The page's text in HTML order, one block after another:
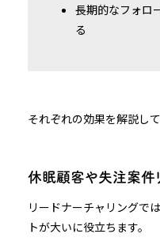
長期的なフォロ
る
それぞれの効果を解説して
休眠顧客や失注案件
リードナーチャリングで
トが大いに役立ちます。